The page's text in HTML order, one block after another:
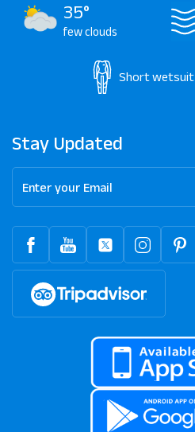
35°
few clouds
Short wetsuit
Stay Updated